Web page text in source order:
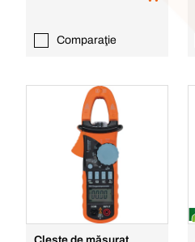
Comparaţie
Cleşte de măsurat